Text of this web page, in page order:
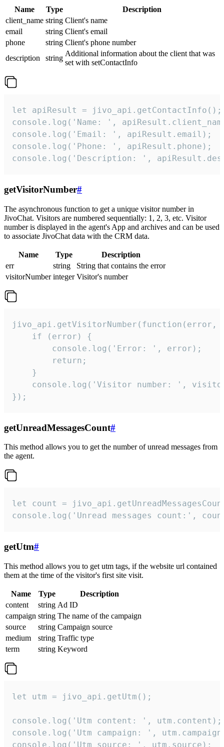
Name Type
Description
client_name string Client's name
email
string Client's email
phone
string Client's phone number
description
string
Additional information about the client that was
set with setContactInfo
let apiResult = jivo_api.getContactInfo();
console.log('Name: ',
console.log('Email: ', apiResult.email);
console.log('Phone: ', apiResult.phone);
console.log('Description: ',
getVisitorNumber#
The asynchronous function to get a unique visitor number in
JivoChat. Visitors are numbered sequentially: 1, 2, 3, etc. Visitor
number is displayed in the agent's App and archives and can be used
to associate JivoChat data with the CRM data.
Name Type
Description
err
string
String that contains the error
visitorNumber integer Visitor's number
jivo_api.getVisitorNumber(function(error,
    if (error) {
        console.log('Error: ', error);
        return;
    }
console.log('Visitor number: ',
});
getUnreadMessagesCount#
This method allows you to get the number of unread messages from
the agent.
let count =
console.log('Unread messages count:',
getUtm#
This method allows you to get utm tags, if the website url contained
them at the time of the visitor's first site visit.
Name Type
Description
content
string Ad ID
campaign string The name of the campaign
source
string Campaign source
medium
string Traffic type
term
string Keyword
let utm = jivo_api.getUtm();
console.log('Utm content: ', utm.content);
console.log('Utm campaign: ',
console.log('Utm source: ', utm.source);